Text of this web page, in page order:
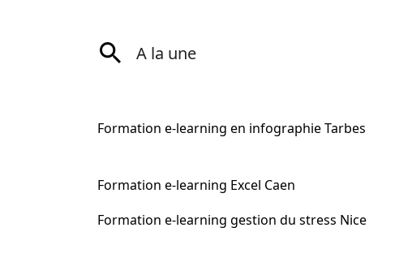
A la une
Formation e-learning en infographie Tarbes
Formation e-learning Excel Caen
Formation e-learning gestion du stress Nice